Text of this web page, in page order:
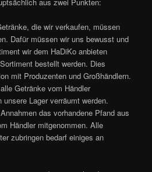
die wir verkaufen, müssen
Dafür müssen wir uns bewusst und
wir dem HaDiKo anbieten
bestellt werden. Dies
mit Produzenten und Großhändlern.
Getränke vom Händler
Lager verräumt werden.
das vorhandene Pfand aus
Händler mitgenommen. Alle
zubringen bedarf einiges an